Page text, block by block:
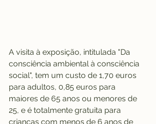
A visita à exposição, intitulada "Da
consciência ambiental à consciência
social", tem um custo de 1,70 euros
para adultos, 0,85 euros para
maiores de 65 anos ou menores de
25, e é totalmente gratuita para
crianças com menos de 6 anos de